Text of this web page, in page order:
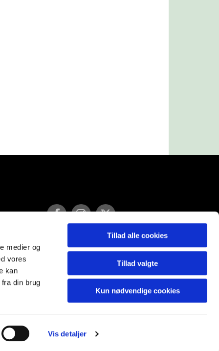
medier og
vores
kan
din brug
Vis detaljer
Tillad alle cookies
Tillad valgte
Kun nødvendige cookies